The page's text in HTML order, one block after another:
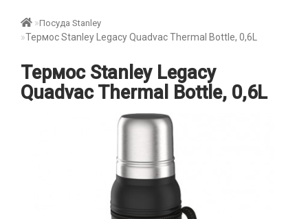
Посуда Stanley
Термос Stanley Legacy Quadvac Thermal Bottle, 0,6L
Термос Stanley Legacy
Quadvac Thermal Bottle, 0,6L